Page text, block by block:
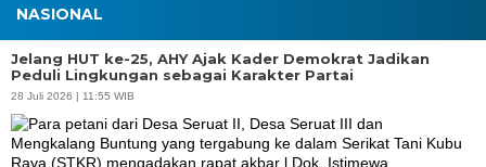
NASIONAL
Jelang HUT ke-25, AHY Ajak Kader Demokrat Jadikan
Peduli Lingkungan sebagai Karakter Partai
28 Juli 2026 | 11:55 WIB